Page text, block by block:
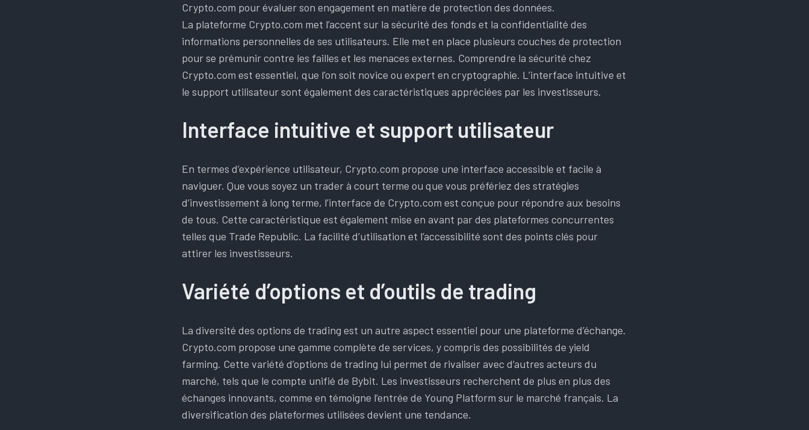
Crypto.com pour évaluer son engagement en matière de protection des données.
La plateforme Crypto.com met l’accent sur la sécurité des fonds et la confidentialité des
informations personnelles de ses utilisateurs. Elle met en place plusieurs couches de protection
pour se prémunir contre les failles et les menaces externes. Comprendre la sécurité chez
Crypto.com est essentiel, que l’on soit novice ou expert en cryptographie. L’interface intuitive et
le support utilisateur sont également des caractéristiques appréciées par les investisseurs.
Interface intuitive et support utilisateur
En termes d’expérience utilisateur, Crypto.com propose une interface accessible et facile à
naviguer. Que vous soyez un trader à court terme ou que vous préfériez des stratégies
d’investissement à long terme, l’interface de Crypto.com est conçue pour répondre aux besoins
de tous. Cette caractéristique est également mise en avant par des plateformes concurrentes
telles que Trade Republic. La facilité d’utilisation et l’accessibilité sont des points clés pour
attirer les investisseurs.
Variété d’options et d’outils de trading
La diversité des options de trading est un autre aspect essentiel pour une plateforme d’échange.
Crypto.com propose une gamme complète de services, y compris des possibilités de yield
farming. Cette variété d’options de trading lui permet de rivaliser avec d’autres acteurs du
marché, tels que le compte unifié de Bybit. Les investisseurs recherchent de plus en plus des
échanges innovants, comme en témoigne l’entrée de Young Platform sur le marché français. La
diversification des plateformes utilisées devient une tendance.